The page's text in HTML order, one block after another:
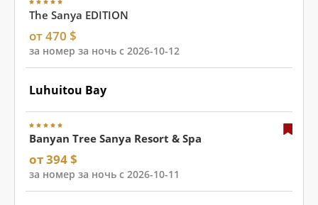
The Sanya EDITION
от 470 $
за номер за ночь с 2026-10-12
Luhuitou Bay
Banyan Tree Sanya Resort & Spa
от 394 $
за номер за ночь с 2026-10-11